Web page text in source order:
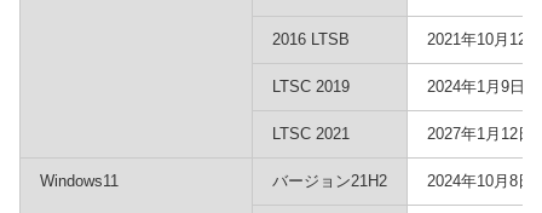
2016 LTSB 2021年10月12日
LTSC 2019 2024年1月9日
LTSC 2021 2027年1月12日
Windows11 バージョン21H2 2024年10月8日